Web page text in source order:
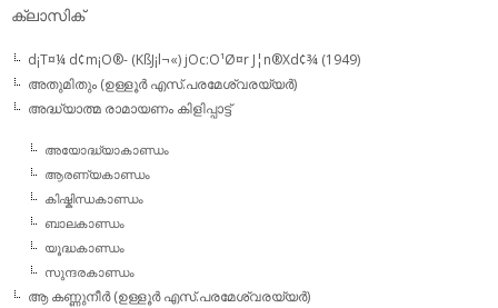
ക്ലാസിക്
d¡T¤¼ d¢m¡O®- (KßJ¡l¬«) jOc:O¹Ø¤r J¦n®Xd¢¾ (1949)
അതുമിതും (ഉള്ളൂര്‍ എസ്.പരമേശ്വരയ്യര്‍)
അദ്ധ്യാത്മ രാമായണം കിളിപ്പാട്ട്‌
അയോദ്ധ്യാകാണ്ഡം
ആരണ്യകാണ്ഡം
കിഷ്കിന്ധകാണ്ഡം
ബാലകാണ്ഡം
യൂദ്ധകാണ്ഡം
സുന്ദരകാണ്ഡം
ആ കണ്ണുനീര്‍ (ഉള്ളൂര്‍ എസ്.പരമേശ്വരയ്യര്‍)